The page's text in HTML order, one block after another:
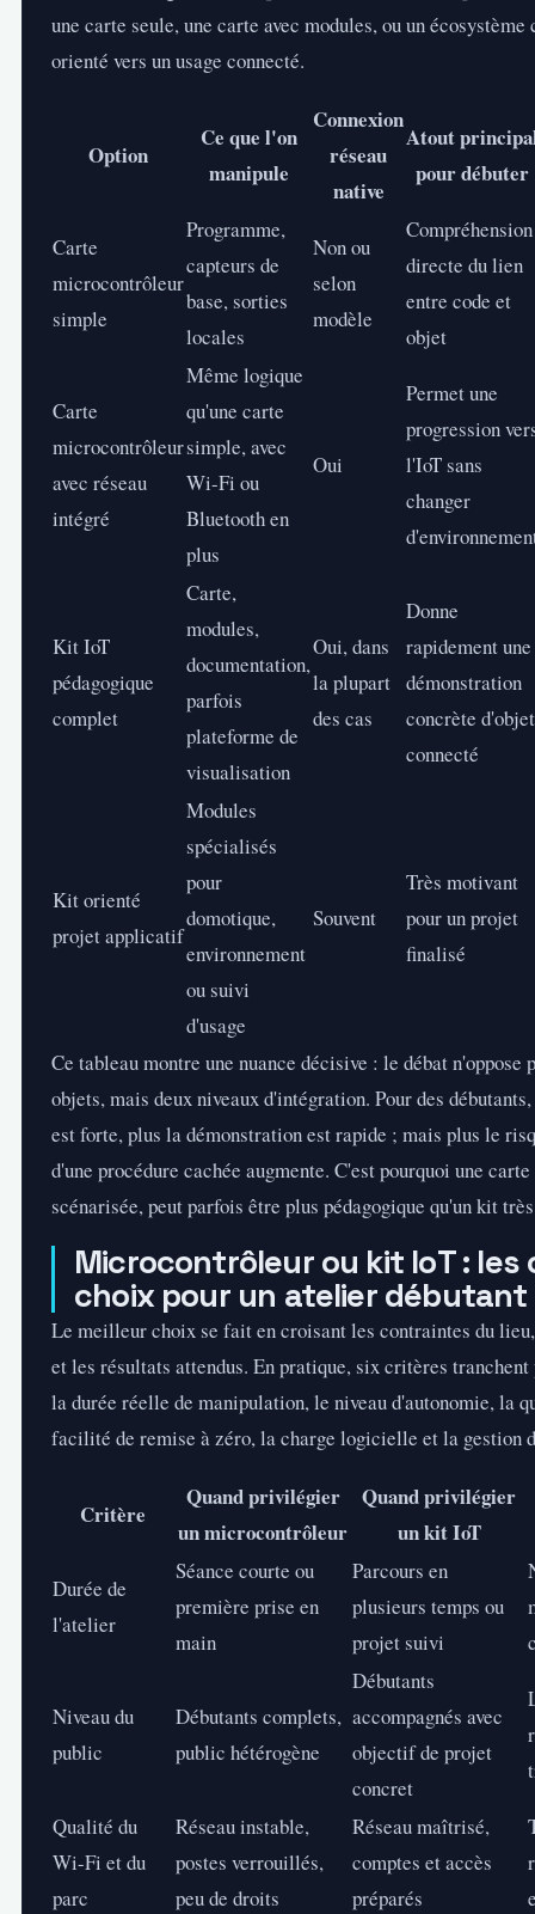
une carte seule, une carte avec modules, ou un
orienté vers un usage connecté.
Option
Ce que l'on
manipule
Connexion
réseau
native
Atout
pour débuter
Carte
microcontrôleur
simple
Programme,
capteurs de
base, sorties
locales
Non ou
selon
modèle
Compréhension
directe du lien
entre code et
objet
Carte
microcontrôleur
avec réseau
intégré
Même logique
qu'une carte
simple, avec
Wi-Fi ou
Bluetooth en
plus
Oui
Permet une
progression
l'IoT sans
changer
Kit IoT
pédagogique
complet
Carte,
modules,
documentation,
parfois
plateforme de
visualisation
Oui, dans
la plupart
des cas
Donne
rapidement une
démonstration
concrète d'objet
connecté
Kit orienté
projet applicatif
Modules
spécialisés
pour
domotique,
environnement
ou suivi
d'usage
Souvent
Très motivant
pour un projet
finalisé
Ce tableau montre une nuance décisive : le débat n'oppose
objets, mais deux niveaux d'intégration. Pour des
est forte, plus la démonstration est rapide ; mais plus le
d'une procédure cachée augmente. C'est pourquoi une
scénarisée, peut parfois être plus pédagogique qu'un kit
Microcontrôleur ou kit IoT : les
choix pour un atelier débutant
Le meilleur choix se fait en croisant les contraintes du
et les résultats attendus. En pratique, six critères tranchent
la durée réelle de manipulation, le niveau d'autonomie, la
facilité de remise à zéro, la charge logicielle et la gestion
Critère
Quand privilégier
un microcontrôleur
Quand privilégier
un kit IoT
Durée de
l'atelier
Séance courte ou
première prise en
main
Parcours en
plusieurs temps ou
projet suivi
Niveau du
public
Débutants complets,
public hétérogène
Débutants
accompagnés avec
objectif de projet
concret
Qualité du
Wi-Fi et du
parc
Réseau instable,
postes verrouillés,
peu de droits
Réseau maîtrisé,
comptes et accès
préparés